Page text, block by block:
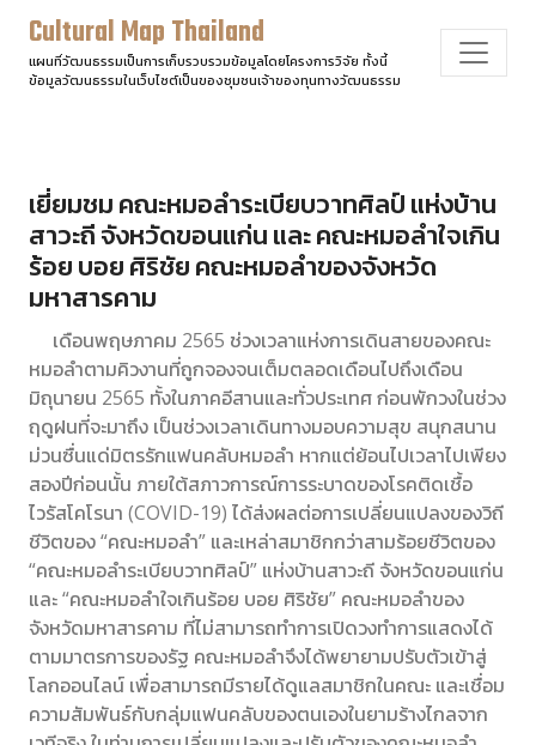
Cultural Map Thailand
แผนที่วัฒนธรรมเป็นการเก็บรวบรวมข้อมูลโดยโครงการวิจัย ทั้งนี้
ข้อมูลวัฒนธรรมในเว็บไซต์เป็นของชุมชนเจ้าของทุนทางวัฒนธรรม
เยี่ยมชม คณะหมอลำระเบียบวาทศิลป์ แห่งบ้าน
สาวะถี จังหวัดขอนแก่น และ คณะหมอลำใจเกิน
ร้อย บอย ศิริชัย คณะหมอลำของจังหวัด
มหาสารคาม
เดือนพฤษภาคม 2565 ช่วงเวลาแห่งการเดินสายของคณะ
หมอลำตามคิวงานที่ถูกจองจนเต็มตลอดเดือนไปถึงเดือน
มิถุนายน 2565 ทั้งในภาคอีสานและทั่วประเทศ ก่อนพักวงในช่วง
ฤดูฝนที่จะมาถึง เป็นช่วงเวลาเดินทางมอบความสุข สนุกสนาน
ม่วนซื่นแด่มิตรรักแฟนคลับหมอลำ หากแต่ย้อนไปเวลาไปเพียง
สองปีก่อนนั้น ภายใต้สภาวการณ์การระบาดของโรคติดเชื้อ
ไวรัสโคโรนา (COVID-19) ได้ส่งผลต่อการเปลี่ยนแปลงของวิถี
ชีวิตของ “คณะหมอลำ” และเหล่าสมาชิกกว่าสามร้อยชีวิตของ
“คณะหมอลำระเบียบวาทศิลป์” แห่งบ้านสาวะถี จังหวัดขอนแก่น
และ “คณะหมอลำใจเกินร้อย บอย ศิริชัย” คณะหมอลำของ
จังหวัดมหาสารคาม ที่ไม่สามารถทำการเปิดวงทำการแสดงได้
ตามมาตรการของรัฐ คณะหมอลำจึงได้พยายามปรับตัวเข้าสู่
โลกออนไลน์ เพื่อสามารถมีรายได้ดูแลสมาชิกในคณะ และเชื่อม
ความสัมพันธ์กับกลุ่มแฟนคลับของตนเองในยามร้างไกลจาก